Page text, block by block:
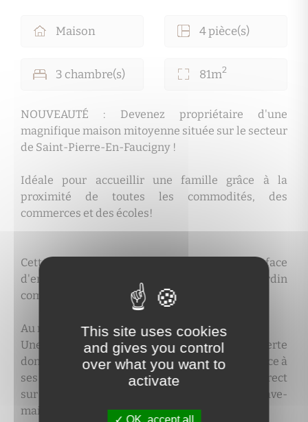
Maison 4 pièce(s)
3 chambre(s) 81m2
NOUVEAUTÉ : Devenez propriétaire d'une
magnifique maison mitoyenne située sur le secteur
de Saint-Pierre-En-Faucigny !
Idéale pour accueillir une famille grâce à la
proximité de toutes les commodités, des
commerces et des écoles!
Cette construction datant de 2016 d'une surface
d'environ 82 m2 habitables et 70 m2 de jardin
comprend :
Au rez-de-chaussée :
Une entrée avec placard, une cuisine ouverte
donnant sur un séjour spacieux et lumineux grâce à
ses nombreuses baies vitrées, ayant un accès direct
sur la terrasse et le jardin, ainsi qu'un WC avec lave-
mains et de nombreux rangements.
This site uses cookies
and gives you control
over what you want to
activate
OK, accept all